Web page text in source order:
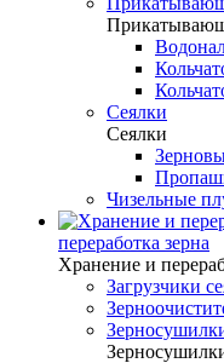
Сеялки
Сеялки
Чизельные
переработка зерна
Хранение и
Загрузчики